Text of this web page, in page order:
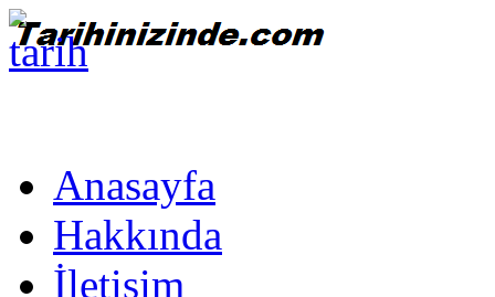
Anasayfa
Hakkında
İletişim